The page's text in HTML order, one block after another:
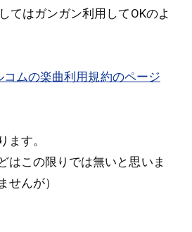
てはガンガン利用してOKのよ
コムの楽曲利用規約のページ
ます。
はこの限りでは無いと思いま
んが）